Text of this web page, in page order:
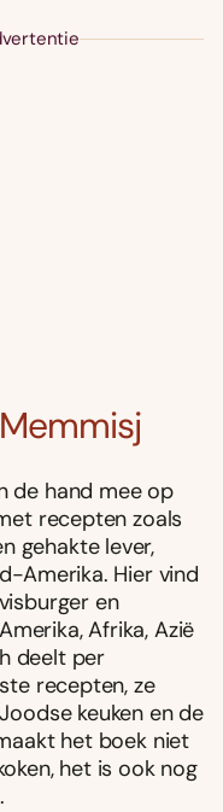
de hand mee op
recepten zoals
gehakte lever,
Amerika. Hier vind
en
Afrika, Azië
deelt per
recepten, ze
keuken en de
het boek niet
het is ook nog